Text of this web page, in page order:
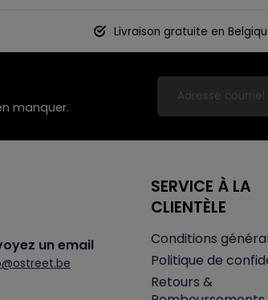
Livraison gratuite en
manquer.
un email
SERVICE À LA
CLIENTÈLE
Conditions
Politique de
Retours &